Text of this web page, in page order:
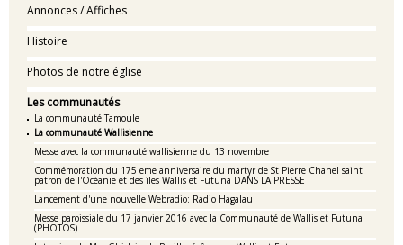
Annonces / Affiches
Histoire
Photos de notre église
Les communautés
La communauté Tamoule
La communauté Wallisienne
Messe avec la communauté wallisienne du 13 novembre
Commémoration du 175 eme anniversaire du martyr de St Pierre Chanel saint
patron de l'Océanie et des îles Wallis et Futuna DANS LA PRESSE
Lancement d'une nouvelle Webradio: Radio Hagalau
Messe paroissiale du 17 janvier 2016 avec la Communauté de Wallis et Futuna
(PHOTOS)